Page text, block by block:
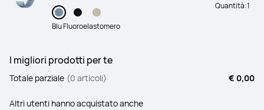
Blu Fluoroelastomero
Quantità:1
I migliori prodotti per te
Totale parziale (0 articoli) € 0,00
Altri utenti hanno acquistato anche